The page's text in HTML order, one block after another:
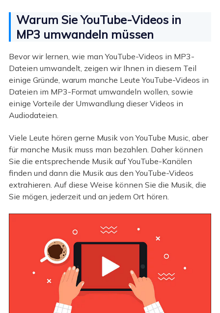
Warum Sie YouTube-Videos in
MP3 umwandeln müssen
Bevor wir lernen, wie man YouTube-Videos in MP3-
Dateien umwandelt, zeigen wir Ihnen in diesem Teil
einige Gründe, warum manche Leute YouTube-Videos in
Dateien im MP3-Format umwandeln wollen, sowie
einige Vorteile der Umwandlung dieser Videos in
Audiodateien.
Viele Leute hören gerne Musik von YouTube Music, aber
für manche Musik muss man bezahlen. Daher können
Sie die entsprechende Musik auf YouTube-Kanälen
finden und dann die Musik aus den YouTube-Videos
extrahieren. Auf diese Weise können Sie die Musik, die
Sie mögen, jederzeit und an jedem Ort hören.